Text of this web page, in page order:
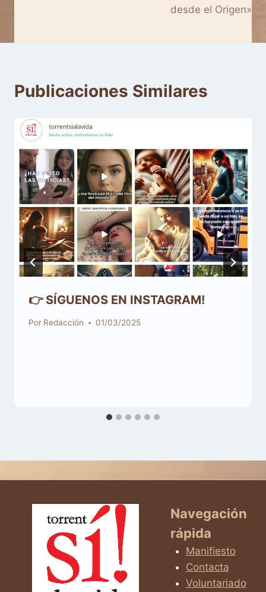
desde el Origen»
Publicaciones Similares
👉 SÍGUENOS EN INSTAGRAM!
Por Redacción 01/03/2025
Navegación
rápida
Manifiesto
Contacta
Voluntariado